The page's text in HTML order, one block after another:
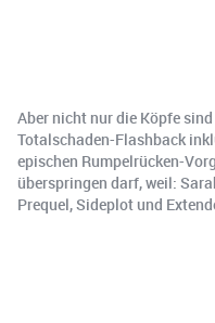
Aber nicht nur die Köpfe
Totalschaden-Flashback
epischen Rumpelrücken-
überspringen darf, weil:
Prequel, Sideplot und